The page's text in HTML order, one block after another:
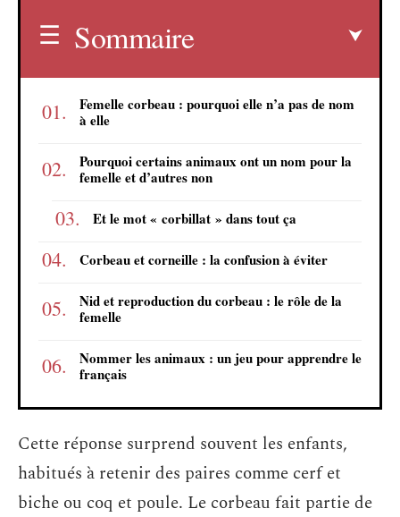
Sommaire
Femelle corbeau : pourquoi elle n’a pas de nom
à elle
Pourquoi certains animaux ont un nom pour la
femelle et d’autres non
Et le mot « corbillat » dans tout ça
Corbeau et corneille : la confusion à éviter
Nid et reproduction du corbeau : le rôle de la
femelle
Nommer les animaux : un jeu pour apprendre le
français
Cette réponse surprend souvent les enfants,
habitués à retenir des paires comme cerf et
biche ou coq et poule. Le corbeau fait partie de